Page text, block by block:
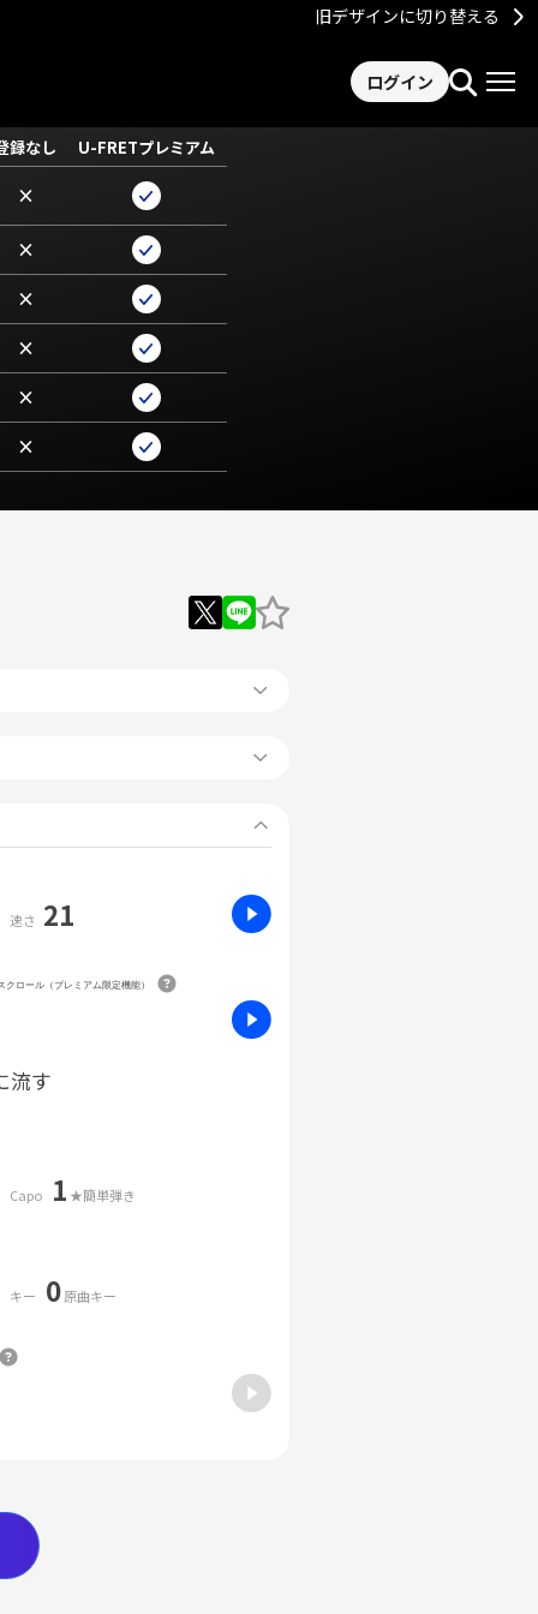
旧デザインに切り替える
ログイン
録なし U-FRETプレミアム
×
×
×
×
×
×
速さ 21
クロール（プレミアム限定機能）
流す
Capo 1 ★簡単弾き
キー 0原曲キー